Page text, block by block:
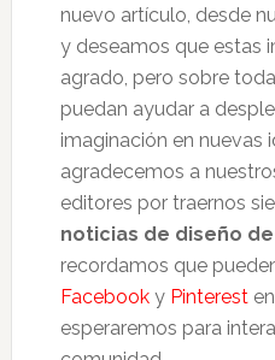
nuevo artículo, desde
y deseamos que estas
agrado, pero sobre
puedan ayudar a
imaginación en nuevas
agradecemos a
editores por traernos
noticias de diseño
recordamos que
Facebooky Pinterest
esperaremos para